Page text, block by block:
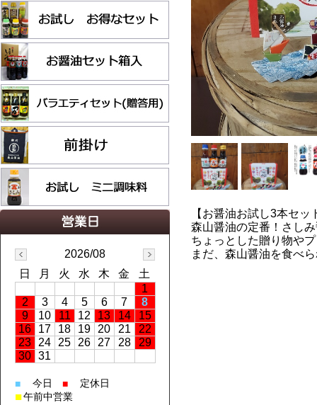
【お醤油お試し3本セ
森山醤油の定番！さし
ちょっとした贈り物や
まだ、森山醤油を食べ
2026/08
日
月 火 水 木 金
土
1
2
3 4 5 6 7
8
9
10 11 12 13 14
15
16
17 18 19 20 21
22
23
24 25 26 27 28
29
30
31
■ 今日 ■ 定休日
■午前中営業